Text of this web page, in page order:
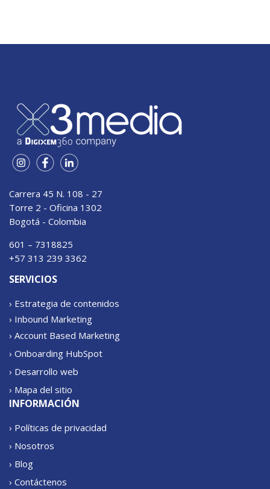
Carrera 45 N. 108 - 27
Torre 2 - Oficina 1302
Bogotá - Colombia
601 – 7318825
+57 313 239 3362
SERVICIOS
› Estrategia de contenidos
› Inbound Marketing
› Account Based Marketing
› Onboarding HubSpot
› Desarrollo web
› Mapa del sitio
INFORMACIÓN
› Políticas de privacidad
› Nosotros
› Blog
› Contáctenos